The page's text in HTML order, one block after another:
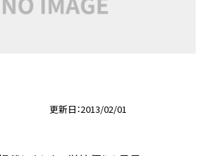
更新日 2013/02/01